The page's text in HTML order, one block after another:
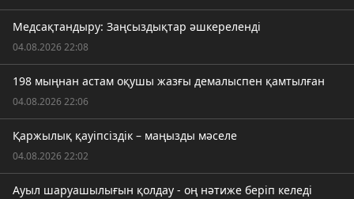
Медсақтандыру: Заңсыздықтар әшкереленді
04.08.2026 22:08
198 мыңнан астам оқушы жазғы демалыспен қамтылған
04.08.2026 22:06
Қаржылық қауіпсіздік – маңызды мәселе
04.08.2026 22:02
Ауыл шаруашылығын қолдау - оң нәтиже беріп келеді